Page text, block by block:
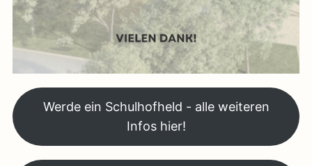
Werde ein Schulhofheld - alle weiteren
Infos hier!